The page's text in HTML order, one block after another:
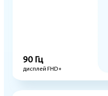
90 Гц
дисплей FHD+